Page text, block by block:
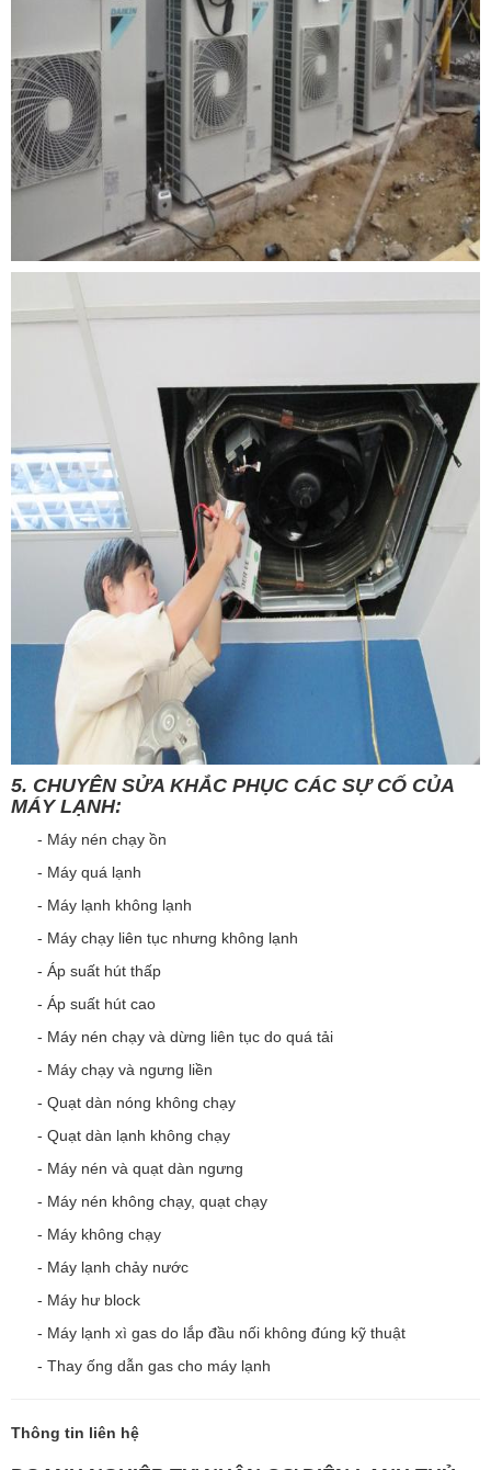
5. CHUYÊN SỬA KHẮC PHỤC CÁC SỰ CỐ CỦA
MÁY LẠNH:
- Máy nén chạy ồn
- Máy quá lạnh
- Máy lạnh không lạnh
- Máy chạy liên tục nhưng không lạnh
- Áp suất hút thấp
- Áp suất hút cao
- Máy nén chạy và dừng liên tục do quá tải
- Máy chạy và ngưng liền
- Quạt dàn nóng không chạy
- Quạt dàn lạnh không chạy
- Máy nén và quạt dàn ngưng
- Máy nén không chạy, quạt chạy
- Máy không chạy
- Máy lạnh chảy nước
- Máy hư block
- Máy lạnh xì gas do lắp đầu nối không đúng kỹ thuật
- Thay ống dẫn gas cho máy lạnh
Thông tin liên hệ